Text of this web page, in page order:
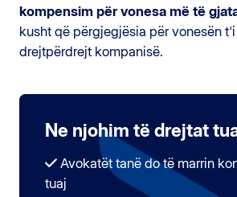
kompensim për vonesa më të
kusht që përgjegjësia për vonesën
drejtpërdrejt kompanisë.
Ne njohim të drejtat
Avokatët tanë do të marrin
tuaj